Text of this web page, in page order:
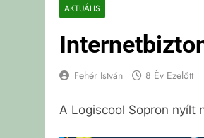
AKTUÁLIS
Fehér István 8 Év Ezelőtt
A Logiscool Sopron nyílt